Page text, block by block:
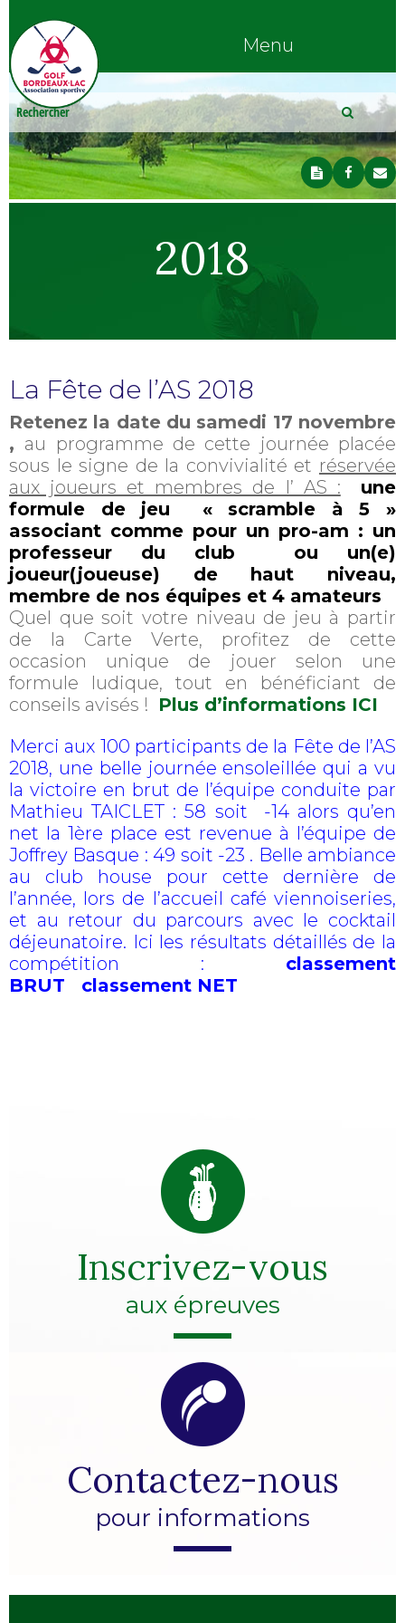
Menu
2018
La Fête de l’AS 2018
Retenez la date du samedi 17 novembre
, au programme de cette journée placée
sous le signe de la convivialité et réservée
aux joueurs et membres de l’ AS :
une
formule de jeu « scramble à 5 »
associant comme pour un pro-am : un
professeur du club
ou un(e)
joueur(joueuse) de haut niveau,
membre de nos équipes et 4 amateurs
Quel que soit votre niveau de jeu à partir
de la Carte Verte, profitez de cette
occasion unique de jouer selon une
formule ludique, tout en bénéficiant de
conseils avisés ! Plus d’informations ICI
Merci aux 100 participants de la Fête de l’AS
2018, une belle journée ensoleillée qui a vu
la victoire en brut de l’équipe conduite par
Mathieu TAICLET : 58 soit -14 alors qu’en
net la 1ère place est revenue à l’équipe de
Joffrey Basque : 49 soit -23 . Belle ambiance
au club house pour cette dernière de
l’année, lors de l’accueil café viennoiseries,
et au retour du parcours avec le cocktail
déjeunatoire. Ici les résultats détaillés de la
compétition : classement
BRUT classement NET
Inscrivez-vous
aux épreuves
Contactez-nous
pour informations